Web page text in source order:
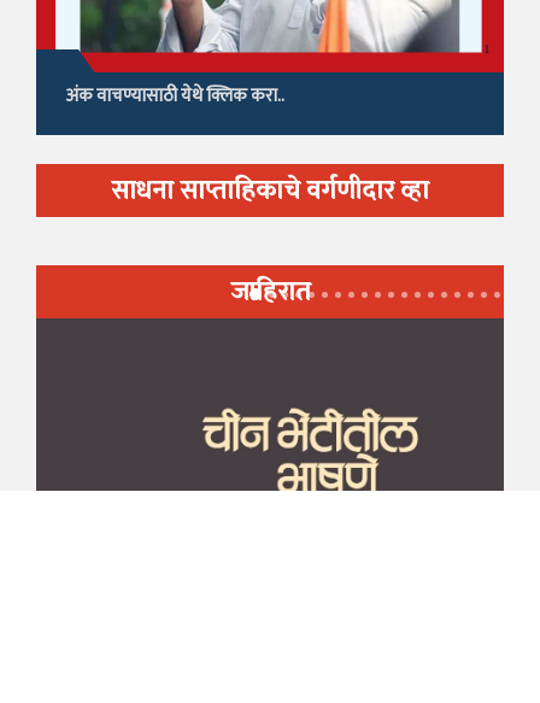
अंक वाचण्यासाठी येथे क्लिक करा..
साधना साप्ताहिकाचे वर्गणीदार व्हा
जाहिरात